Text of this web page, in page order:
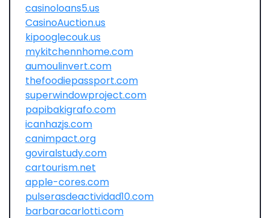
casinoloans5.us
CasinoAuction.us
kipooglecouk.us
mykitchennhome.com
aumoulinvert.com
thefoodiepassport.com
superwindowproject.com
papibakigrafo.com
icanhazjs.com
canimpact.org
goviralstudy.com
cartourism.net
apple-cores.com
pulserasdeactividad10.com
barbaracarlotti.com